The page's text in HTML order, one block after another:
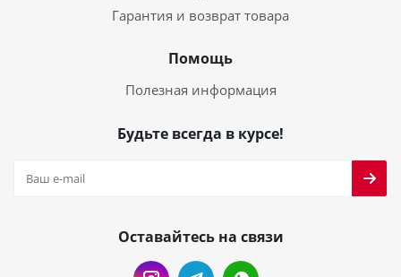
Гарантия и возврат товара
Помощь
Полезная информация
Будьте всегда в курсе!
Оставайтесь на связи